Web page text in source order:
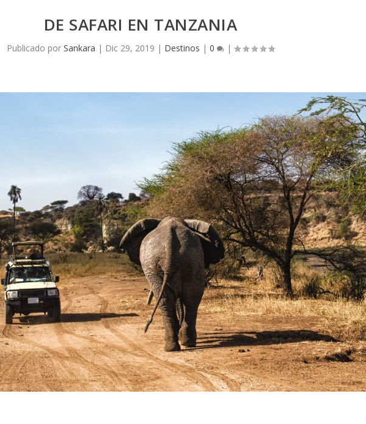
DE SAFARI EN TANZANIA
Publicado por Sankara | Dic 29, 2019 | Destinos | 0 |